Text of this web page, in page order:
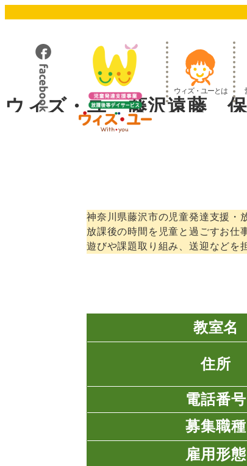
ン
ウィズ・ユーとは
ウィズ・ユー藤沢遠藤
神奈川県藤沢市の児童発達支援・
放課後の時間を児童と過ごすお仕
遊びや課題取り組み、送迎などを
教室名
住所
電話番号
募集職種
雇用形態